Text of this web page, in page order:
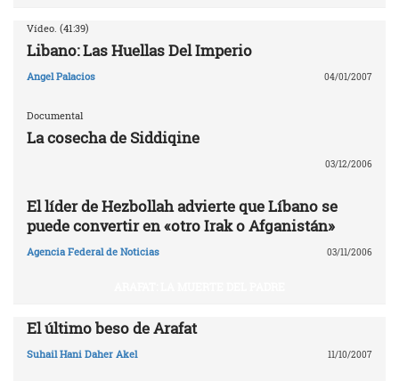
Vídeo. (41:39)
Libano: Las Huellas Del Imperio
Angel Palacios 04/01/2007
Documental
La cosecha de Siddiqine
03/12/2006
El líder de Hezbollah advierte que Líbano se
puede convertir en «otro Irak o Afganistán»
Agencia Federal de Noticias 03/11/2006
El último beso de Arafat
Suhail Hani Daher Akel 11/10/2007